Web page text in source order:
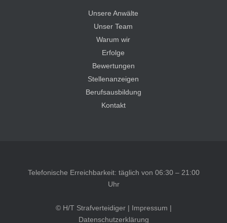
Unsere Anwälte
Unser Team
Warum wir
Erfolge
Bewertungen
Stellenanzeigen
Berufsausbildung
Kontakt
Telefonische Erreichbarkeit: täglich von 06:30 – 21:00
Uhr
© H/T Strafverteidiger | Impressum |
Datenschutzerklärung